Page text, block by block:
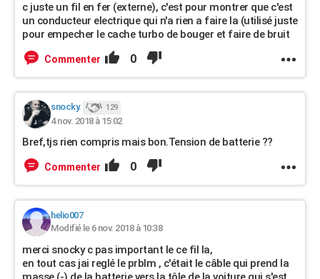
c juste un fil en fer (externe), c'est pour montrer que c'est
un conducteur electrique qui n'a rien a faire la (utilisé juste
pour empecher le cache turbo de bouger et faire de bruit
Commenter 0
snocky. 129
4 nov. 2018 à 15:02
Bref,tjs rien compris mais bon.Tension de batterie ??
Commenter 0
helio007
Modifié le 6 nov. 2018 à 10:38
merci snocky c pas important le ce fil la,
en tout cas jai reglé le prblm , c'était le câble qui prend la